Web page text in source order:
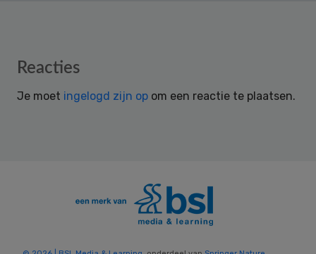
Reader
Reacties
Je moet ingelogd zijn op om een reactie te plaatsen.